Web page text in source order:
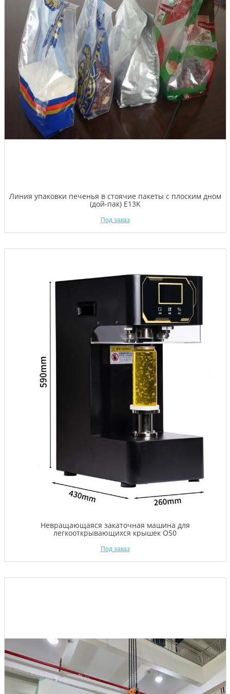
Линия упаковки печенья в стоячие пакеты с плоским дном
(дой-пак) E13K
Под заказ
Невращающаяся закаточная машина для
легкооткрывающихся крышек O50
Под заказ